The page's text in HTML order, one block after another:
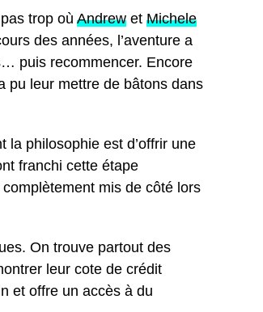
trop où Andrew et Michele
des années, l’aventure a
puis recommencer. Encore
pu leur mettre de bâtons dans
la philosophie est d’offrir une
franchi cette étape
mis de côté lors
On trouve partout des
leur cote de crédit
et offre un accès à du